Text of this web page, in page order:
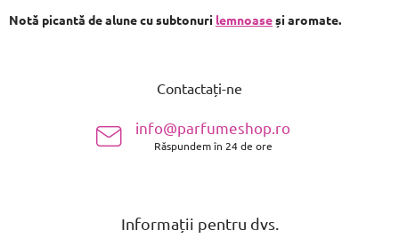
Notă picantă de alune cu subtonuri lemnoaseși aromate.
Contactați-ne
info@parfumeshop.ro
Răspundem în 24 de ore
Informații pentru dvs.